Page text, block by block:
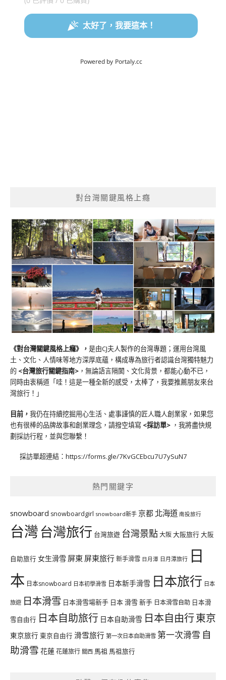
對台灣關鍵風格上癮
《對台灣關鍵風格上癮》 ， 是由CJ夫人製作的台灣專題；運用台灣風
土、文化、人情味等地方深厚底蘊，構成專為旅行者認識台灣獨特魅力
的 <台灣旅行關鍵指南> ，無論語言隔閡、文化背景，都能心動不已，
同時由衷稱道「哇！這是一種全新的感受，太棒了，我要推薦朋友來台
灣旅行！」
目前， 我仍在持續挖掘用心生活、處事謹慎的匠人職人創業家，如果您
也有很棒的品牌故事和創業理念，請撥空填寫 <採訪單> ，我將盡快規
劃採訪行程，並與您聯繫！
採訪單超連結： https://forms.gle/7KvGCEbcu7U7ySuN7
熱門關鍵字
snowboard snowboardgirl snowboard新手 京都 北海道 南投旅行
台灣台灣旅行 台灣旅遊 台灣景點大阪大阪旅行大阪
自助旅行 女生滑雪 屏東 屏東旅行新手滑雪 日月潭 日月潭旅行 日
本 日本snowboard 日本初學滑雪 日本新手滑雪 日本旅行 日本
旅遊 日本滑雪 日本滑雪場新手 日本 滑雪 新手 日本滑雪自助 日本滑
雪自由行 日本自助旅行 日本自助滑雪 日本自由行東京
東京旅行 東京自由行 滑雪旅行 第一次日本自助滑雪 第一次滑雪 自
助滑雪 花蓮花蓮旅行 關西 馬祖 馬祖旅行